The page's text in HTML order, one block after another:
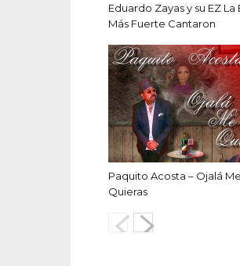
Eduardo Zayas y su EZ La
Más Fuerte Cantaron
Paquito Acosta – Ojalá Me
Quieras